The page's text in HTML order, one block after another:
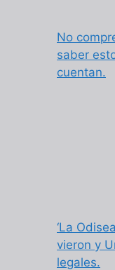
No
saber
cuentan.
‘La
vieron y
legales.